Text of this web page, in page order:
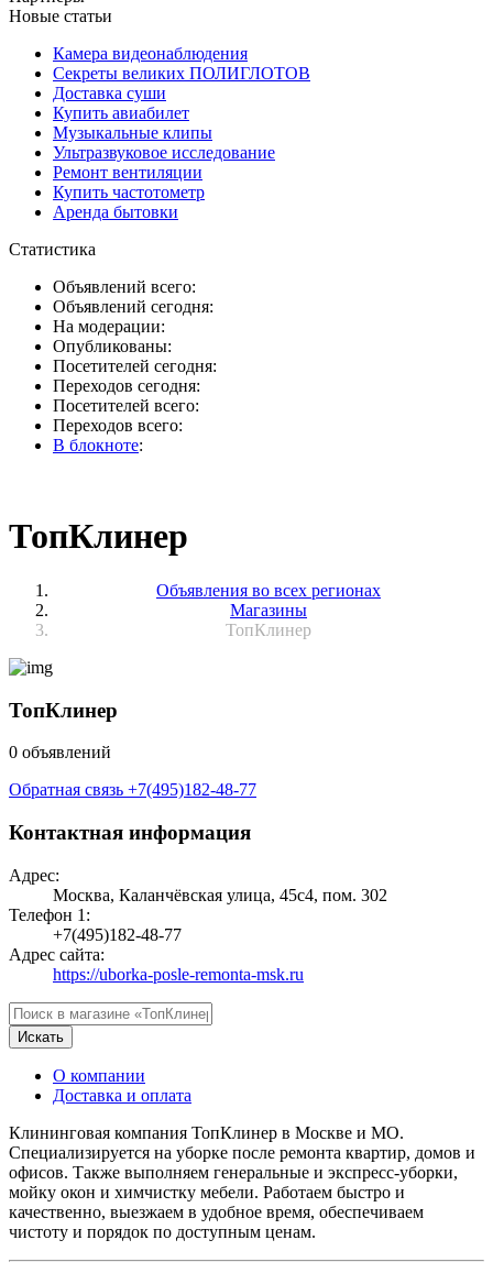
Новые статьи
Камера видеонаблюдения
Секреты великих ПОЛИГЛОТОВ
Доставка суши
Купить авиабилет
Музыкальные клипы
Ультразвуковое исследование
Ремонт вентиляции
Купить частотометр
Аренда бытовки
Статистика
Объявлений всего:
Объявлений сегодня:
На модерации:
Опубликованы:
Посетителей сегодня:
Переходов сегодня:
Посетителей всего:
Переходов всего:
В блокноте:
ТопКлинер
Объявления во всех регионах
Магазины
ТопКлинер
ТопКлинер
0 объявлений
Обратная связь +7(495)182-48-77
Контактная информация
Адрес:
Москва, Каланчёвская улица, 45с4, пом. 302
Телефон 1:
+7(495)182-48-77
Адрес сайта:
https://uborka-posle-remonta-msk.ru
Искать
О компании
Доставка и оплата
Клининговая компания ТопКлинер в Москве и МО.
Специализируется на уборке после ремонта квартир, домов и
офисов. Также выполняем генеральные и экспресс-уборки,
мойку окон и химчистку мебели. Работаем быстро и
качественно, выезжаем в удобное время, обеспечиваем
чистоту и порядок по доступным ценам.